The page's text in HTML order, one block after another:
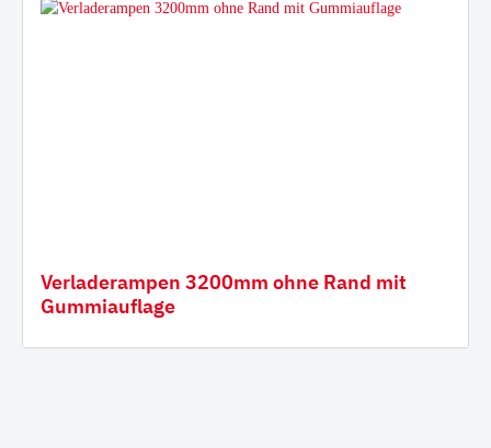
Verladerampen 3200mm ohne Rand mit
Gummiauflage